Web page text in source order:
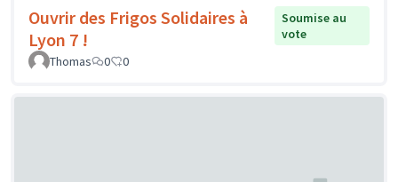
Ouvrir des Frigos Solidaires à
Lyon 7 !
Soumise au
vote
Thomas
0 0